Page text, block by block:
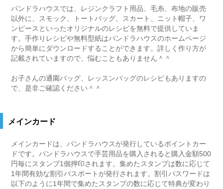
パンドラハウスでは、レジンクラフト用品、毛糸、布地の販売
以外に、スモック、トートバッグ、スカート、ニット帽子、ワ
ンピースといったオリジナルのレシピを無料で提供していま
す。手作りレシピや無料型紙はパンドラハウスのホームページ
から簡単にダウンロードすることができます。詳しく作り方が
記載されていますので、悩むこともありません＾＾
お子さんの通園バッグ、レッスンバッグのレシピもありますの
で、是非ご確認ください＾＾
メインカード
メインカードは、パンドラハウスが発行しているポイントカー
ドです。パンドラハウスで手芸用品を購入されると購入金額500
円毎にスタンプ1個押印されます。集めたスタンプは数に応じて
1年間有効な割引パスポートが発行されます。割引パスワードは
以下のように1年間で集めたスタンプの数に応じて特典が変わり